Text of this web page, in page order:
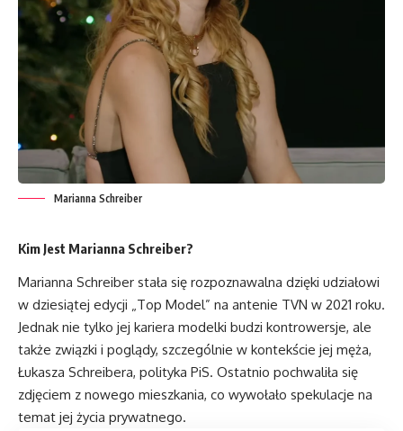
Marianna Schreiber
Kim Jest Marianna Schreiber?
Marianna Schreiber stała się rozpoznawalna dzięki udziałowi
w dziesiątej edycji „Top Model” na antenie TVN w 2021 roku.
Jednak nie tylko jej kariera modelki budzi kontrowersje, ale
także związki i poglądy, szczególnie w kontekście jej męża,
Łukasza Schreibera, polityka PiS. Ostatnio pochwaliła się
zdjęciem z nowego mieszkania, co wywołało spekulacje na
temat jej życia prywatnego.